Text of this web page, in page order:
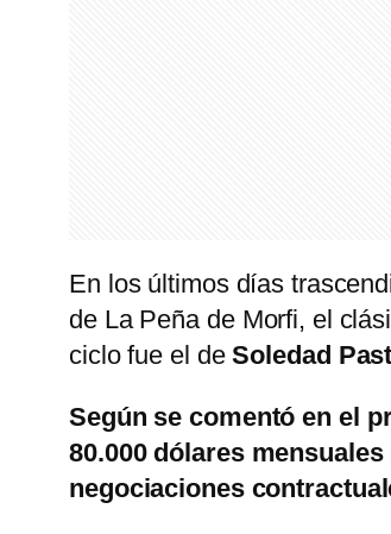
En los últimos días
de La Peña de Morfi, el
ciclo fue el deSoledad
Según se comentó en el
80.000 dólares
negociaciones